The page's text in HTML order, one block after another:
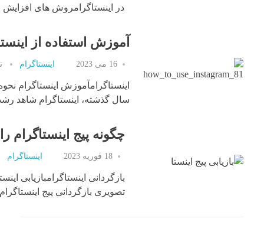
در اینستاگرامروش های افزایش
آموزش استفاده از
16 می 2023 اینستاگرام
اینستاگرامآموزش اینستاگرام
سال گذشته، اینستاگرام شاهد
چگونه پیج اینستاگرام
18 فوریه 2023 اینستاگرام
بازگردانی اینستاگرامبازیابی
تصویری بازگردانی پیج